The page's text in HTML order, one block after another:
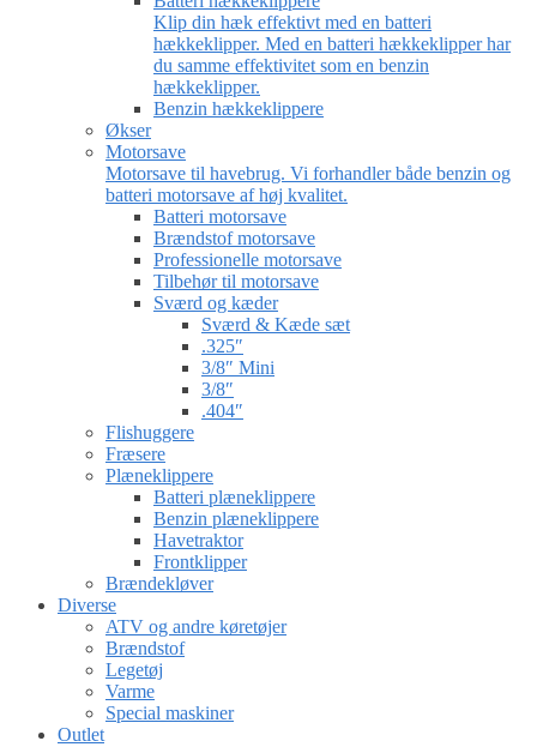
Klip din hæk effektivt med en batteri
hækkeklipper. Med en batteri hækkeklipper har
du samme effektivitet som en benzin
hækkeklipper.
Benzin hækkeklippere
Økser
Motorsave
Motorsave til havebrug. Vi forhandler både benzin og
batteri motorsave af høj kvalitet.
Batteri motorsave
Brændstof motorsave
Professionelle motorsave
Tilbehør til motorsave
Sværd og kæder
Sværd & Kæde sæt
.325″
3/8″ Mini
3/8″
.404″
Flishuggere
Fræsere
Plæneklippere
Batteri plæneklippere
Benzin plæneklippere
Havetraktor
Frontklipper
Brændekløver
Diverse
ATV og andre køretøjer
Brændstof
Legetøj
Varme
Special maskiner
Outlet